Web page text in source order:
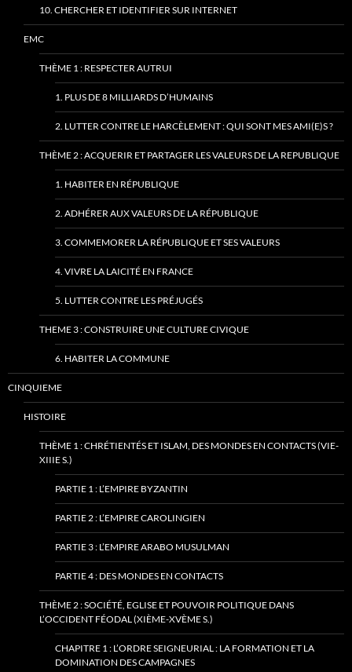
10. CHERCHER ET IDENTIFIER SUR INTERNET
EMC
THÈME 1 : RESPECTER AUTRUI
1. PLUS DE 8 MILLIARDS D’HUMAINS
2. LUTTER CONTRE LE HARCÈLEMENT : QUI SONT MES AMI(E)S ?
THÈME 2 : ACQUERIR ET PARTAGER LES VALEURS DE LA REPUBLIQUE
1. HABITER EN RÉPUBLIQUE
2. ADHÉRER AUX VALEURS DE LA RÉPUBLIQUE
3. COMMEMORER LA RÉPUBLIQUE ET SES VALEURS
4. VIVRE LA LAICITÉ EN FRANCE
5. LUTTER CONTRE LES PRÉJUGÉS
THEME 3 : CONSTRUIRE UNE CULTURE CIVIQUE
6. HABITER LA COMMUNE
CINQUIEME
HISTOIRE
THÈME 1 : CHRÉTIENTÉS ET ISLAM, DES MONDES EN CONTACTS (VIE-
XIIIE S.)
PARTIE 1 : L’EMPIRE BYZANTIN
PARTIE 2 : L’EMPIRE CAROLINGIEN
PARTIE 3 : L’EMPIRE ARABO MUSULMAN
PARTIE 4 : DES MONDES EN CONTACTS
THÈME 2 : SOCIÉTÉ, EGLISE ET POUVOIR POLITIQUE DANS
L’OCCIDENT FÉODAL (XIÈME-XVÈME S.)
CHAPITRE 1 : L’ORDRE SEIGNEURIAL : LA FORMATION ET LA
DOMINATION DES CAMPAGNES